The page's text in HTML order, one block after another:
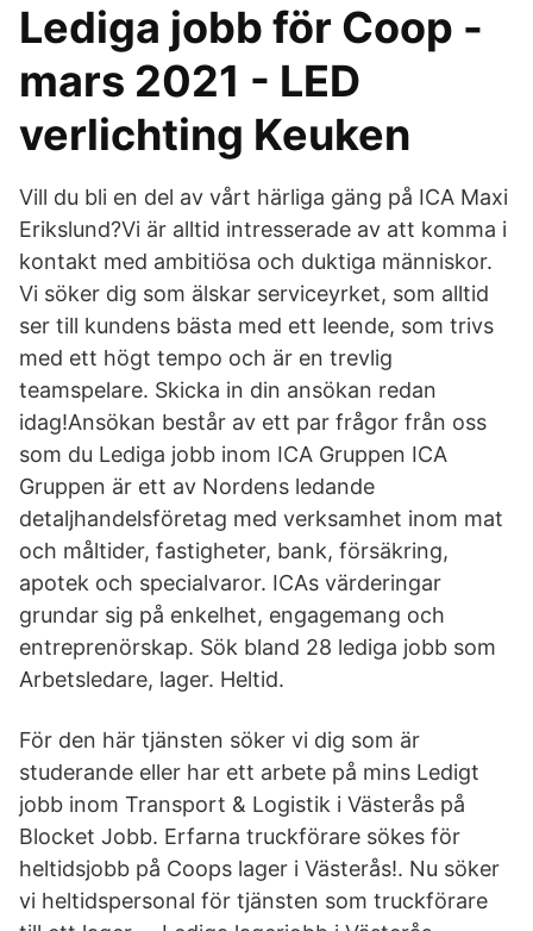
Lediga jobb för Coop -
mars 2021 - LED
verlichting Keuken
Vill du bli en del av vårt härliga gäng på ICA Maxi
Erikslund?Vi är alltid intresserade av att komma i
kontakt med ambitiösa och duktiga människor.
Vi söker dig som älskar serviceyrket, som alltid
ser till kundens bästa med ett leende, som trivs
med ett högt tempo och är en trevlig
teamspelare. Skicka in din ansökan redan
idag!Ansökan består av ett par frågor från oss
som du Lediga jobb inom ICA Gruppen ICA
Gruppen är ett av Nordens ledande
detaljhandelsföretag med verksamhet inom mat
och måltider, fastigheter, bank, försäkring,
apotek och specialvaror. ICAs värderingar
grundar sig på enkelhet, engagemang och
entreprenörskap. Sök bland 28 lediga jobb som
Arbetsledare, lager. Heltid.
För den här tjänsten söker vi dig som är
studerande eller har ett arbete på mins Ledigt
jobb inom Transport & Logistik i Västerås på
Blocket Jobb. Erfarna truckförare sökes för
heltidsjobb på Coops lager i Västerås!. Nu söker
vi heltidspersonal för tjänsten som truckförare